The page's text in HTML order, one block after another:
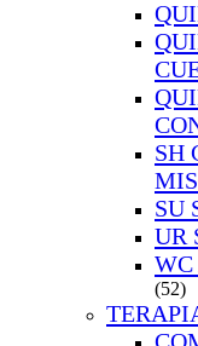
SH
SU
UR
WC
(52)